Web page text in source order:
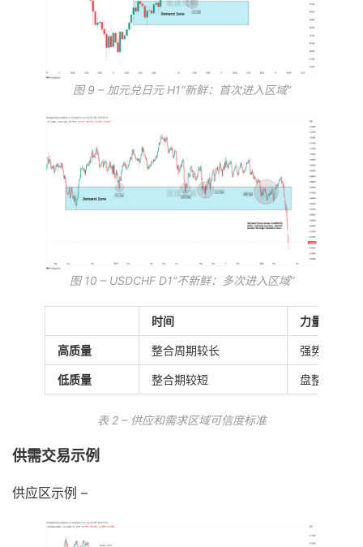
图 9 – 加元兑日元 H1“新鲜：首次进入区域”
图 10 – USDCHF D1“不新鲜：多次进入区域”
时间 力量
高质量 整合周期较长 强势突破盘
低质量 整合期较短 盘整后突破
表 2 – 供应和需求区域可信度标准
供需交易示例
供应区示例 –